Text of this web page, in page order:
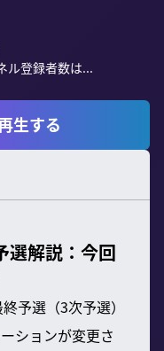
ル登録者数は...
生する
選解説：今回
予選（3次予選）
ションが変更さ